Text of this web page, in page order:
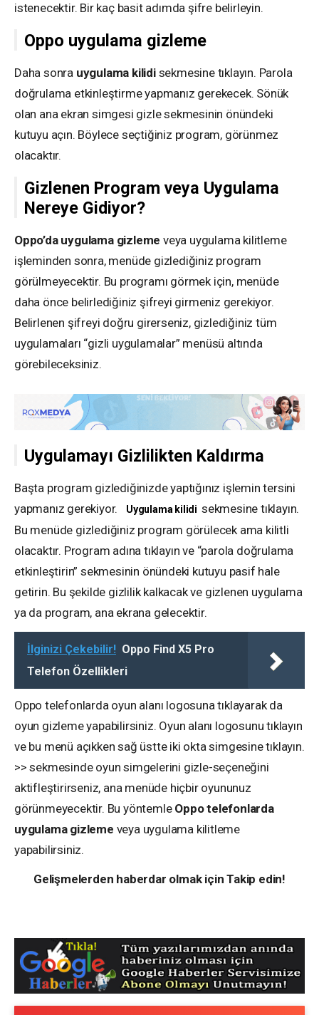
istenecektir. Bir kaç basit adımda şifre belirleyin.
Oppo uygulama gizleme
Daha sonra uygulama kilidisekmesine tıklayın. Parola
doğrulama etkinleştirme yapmanız gerekecek. Sönük
olan ana ekran simgesi gizle sekmesinin önündeki
kutuyu açın. Böylece seçtiğiniz program, görünmez
olacaktır.
Gizlenen Program veya Uygulama
Nereye Gidiyor?
Oppo’da uygulama gizleme veya uygulama kilitleme
işleminden sonra, menüde gizlediğiniz program
görülmeyecektir. Bu programı görmek için, menüde
daha önce belirlediğiniz şifreyi girmeniz gerekiyor.
Belirlenen şifreyi doğru girerseniz, gizlediğiniz tüm
uygulamaları “gizli uygulamalar” menüsü altında
görebileceksiniz.
Uygulamayı Gizlilikten Kaldırma
Başta program gizlediğinizde yaptığınız işlemin tersini
yapmanız gerekiyor.
Uygulama kilidi sekmesine tıklayın.
Bu menüde gizlediğiniz program görülecek ama kilitli
olacaktır. Program adına tıklayın ve “parola doğrulama
etkinleştirin” sekmesinin önündeki kutuyu pasif hale
getirin. Bu şekilde gizlilik kalkacak ve gizlenen uygulama
ya da program, ana ekrana gelecektir.
İlginizi Çekebilir! Oppo Find X5 Pro
Telefon Özellikleri
Oppo telefonlarda oyun alanı logosuna tıklayarak da
oyun gizleme yapabilirsiniz. Oyun alanı logosunu tıklayın
ve bu menü açıkken sağ üstte iki okta simgesine tıklayın.
>> sekmesinde oyun simgelerini gizle-seçeneğini
aktifleştirirseniz, ana menüde hiçbir oyununuz
görünmeyecektir. Bu yöntemle Oppo telefonlarda
uygulama gizleme veya uygulama kilitleme
yapabilirsiniz.
Gelişmelerden haberdar olmak için Takip edin!